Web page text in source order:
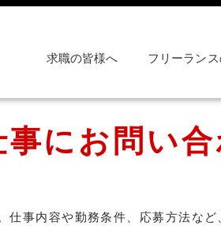
求職の皆様へ フリーラン
にお問い
事内容や勤務条件、応募方法な